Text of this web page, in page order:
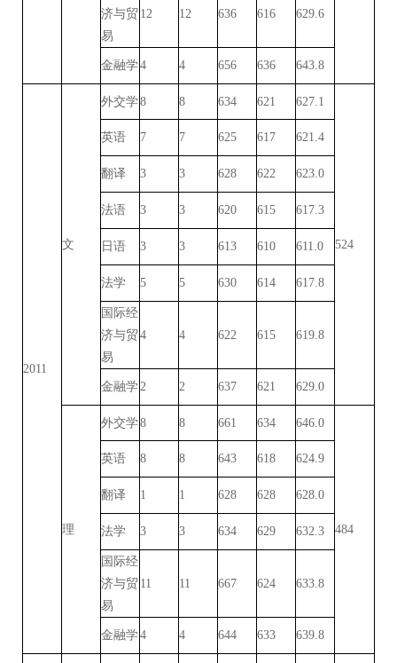
济与贸
易
12 12 636 616 629.6
金融学4 4 656 636 643.8
2011
文
外交学8 8 634 621 627.1
524
英语 7 7 625 617 621.4
翻译 3 3 628 622 623.0
法语 3 3 620 615 617.3
日语 3 3 613 610 611.0
法学 5 5 630 614 617.8
国际经
济与贸
易
4 4 622 615 619.8
金融学2 2 637 621 629.0
理
外交学8 8 661 634 646.0
484
英语 8 8 643 618 624.9
翻译 1 1 628 628 628.0
法学 3 3 634 629 632.3
国际经
济与贸
易
11 11 667 624 633.8
金融学4 4 644 633 639.8